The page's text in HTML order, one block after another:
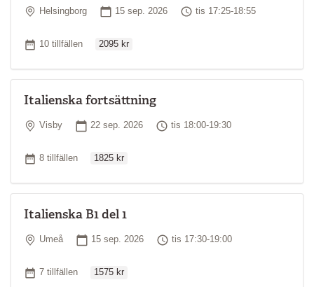
Plats
Helsingborg Startdatum
15 sep. 2026 Tid
tis 17:25-18:55
Antal tillfällen
10 tillfällen 2095 kr
Italienska fortsättning
Plats
Visby Startdatum
22 sep. 2026 Tid
tis 18:00-19:30
Antal tillfällen
8 tillfällen 1825 kr
Italienska B1 del 1
Plats
Umeå Startdatum
15 sep. 2026 Tid
tis 17:30-19:00
Antal tillfällen
7 tillfällen 1575 kr